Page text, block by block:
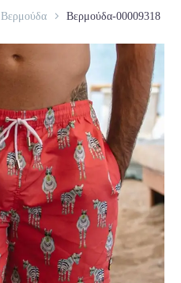
Βερμούδα Βερμούδα-00009318